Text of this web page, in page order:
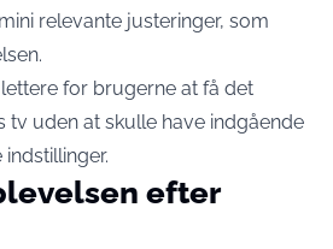
relevante justeringer, som
for brugerne at få det
tv uden at skulle have indgående
efter